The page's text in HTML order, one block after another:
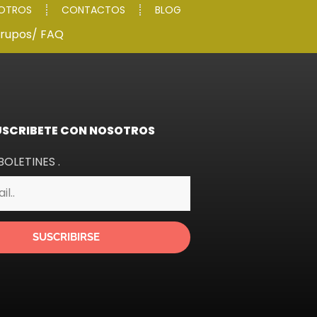
CONTACTOS BLOG
/ FAQ
CON NOSOTROS
.
SUSCRIBIRSE